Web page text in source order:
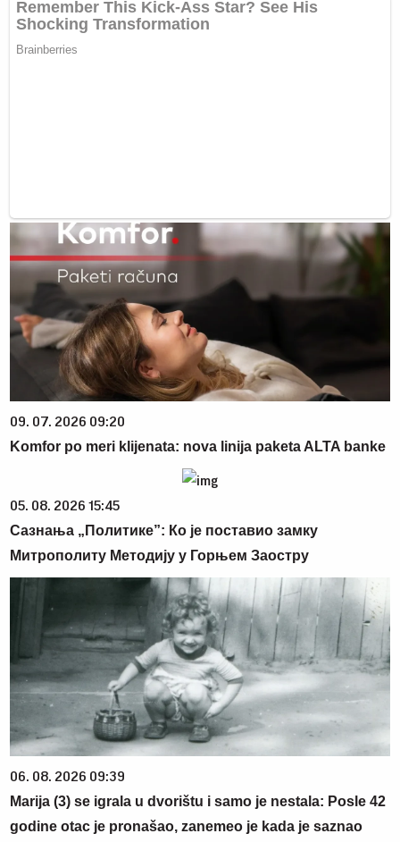
09. 07. 2026 09:20
Komfor po meri klijenata: nova linija paketa ALTA banke
05. 08. 2026 15:45
Сазнања „Политике”: Ко је поставио замку
Митрополиту Методију у Горњем Заостру
06. 08. 2026 09:39
Marija (3) se igrala u dvorištu i samo je nestala: Posle 42
godine otac je pronašao, zanemeo je kada je saznao